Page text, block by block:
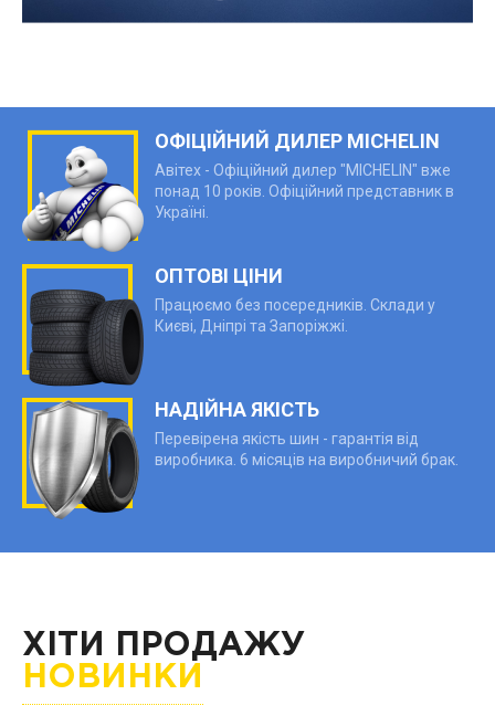
ОФІЦІЙНИЙ ДИЛЕР MICHELIN
Авітех - Офіційний дилер "MICHELIN" вже
понад 10 років. Офіційний представник в
Україні.
ОПТОВІ ЦІНИ
Працюємо без посередників. Склади у
Києві, Дніпрі та Запоріжжі.
НАДІЙНА ЯКІСТЬ
Перевірена якість шин - гарантія від
виробника. 6 місяців на виробничий брак.
ХІТИ ПРОДАЖУ
НОВИНКИ